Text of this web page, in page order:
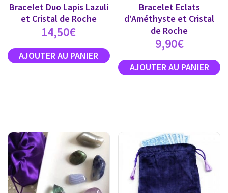
Bracelet Duo Lapis Lazuli
et Cristal de Roche
14,50€
Bracelet Eclats
d’Améthyste et Cristal
de Roche
9,90€